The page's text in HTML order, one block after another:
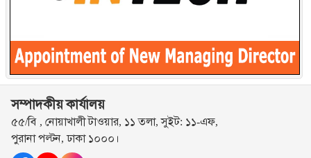
সম্পাদকীয় কার্যালয়
৫৫/বি , নোয়াখালী টাওয়ার, ১১ তলা, সুইট: ১১-এফ,
পুরানা পল্টন, ঢাকা ১০০০।